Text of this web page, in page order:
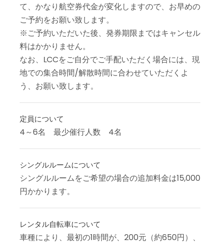
て、かなり航空券代金が変化しますので、お早めの
ご予約をお願い致します。
※ご予約いただいた後、発券期限まではキャンセル
料はかかりません。
なお、LCCをご自分でご手配いただく場合には、現
地での集合時間/解散時間に合わせていただくよ
う、お願い致します。
定員について
4～6名 最少催行人数 4名
シングルルームについて
シングルルームをご希望の場合の追加料金は15,000
円かかります。
レンタル自転車について
車種により、最初の1時間が、200元（約650円）、